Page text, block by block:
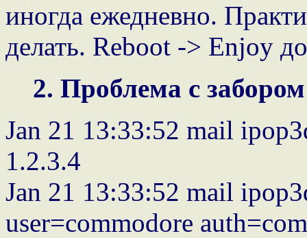
иногда ежедневно.
делать. Reboot -> Enjoy
2. Проблема с
Jan 21 13:33:52 mail
1.2.3.4
Jan 21 13:33:52 mail
user=commodore